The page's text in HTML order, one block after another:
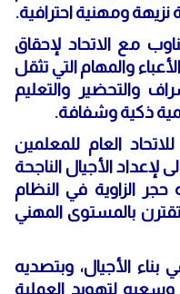
ومهنية احترافية.
مع الاتحاد لإحقاق
والمهام التي تثقل
والتحضير والتعليم
ذكية وشفافة.
العام للمعلمين
الأجيال الناجحة
حجر الزاوية في النظام
تقترن بالمستوى المهني
الأجيال، وبتصديه
وسعيه لتهويد العملية